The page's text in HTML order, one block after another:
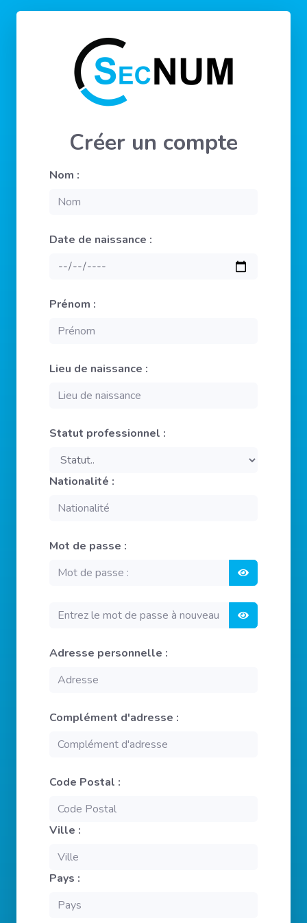
Créer un compte
Nom :
Date de naissance :
Prénom :
Lieu de naissance :
Statut professionnel :
Nationalité :
Mot de passe :
Adresse personnelle :
Complément d'adresse :
Code Postal :
Ville :
Pays :